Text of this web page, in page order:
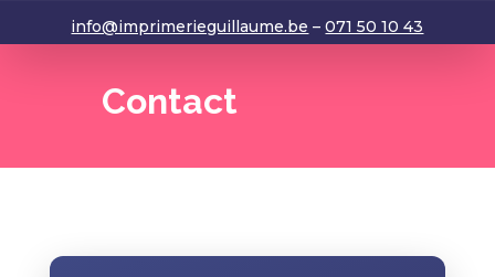
info@imprimerieguillaume.be –071 50 10 43
Contact